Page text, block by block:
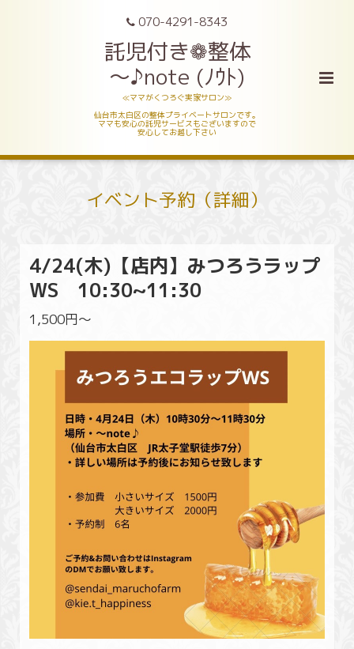
070-4291-8343
託児付き❁整体
～♪note (ﾉｳﾄ)
≪ママがくつろぐ実家サロン≫
仙台市太白区の整体プライベートサロンです。
ママも安心の託児サービスもございますので
安心してお越し下さい
イベント予約（詳細）
4/24(木)【店内】みつろうラップ
WS 10:30~11:30
1,500円〜